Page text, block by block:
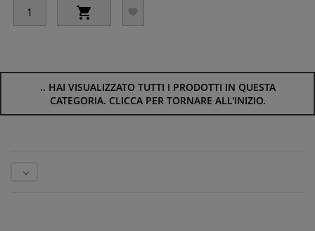
 
.. HAI VISUALIZZATO TUTTI I PRODOTTI IN QUESTA
CATEGORIA. CLICCA PER TORNARE ALL'INIZIO.
